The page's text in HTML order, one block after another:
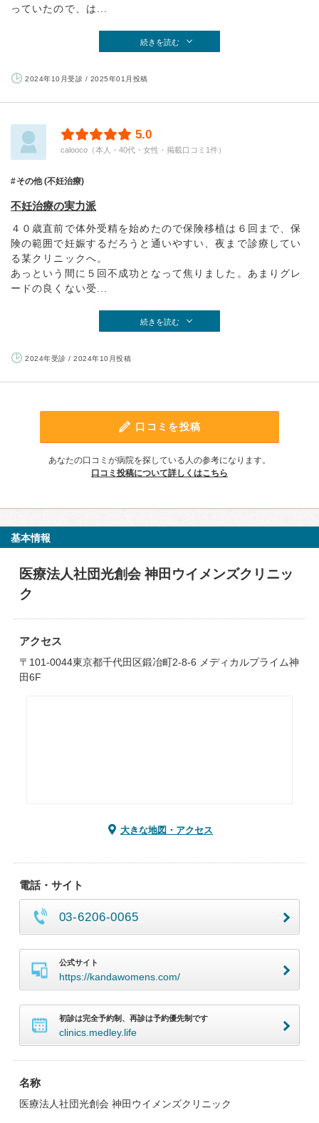
っていたので、は...
続きを読む
2024年10月受診 / 2025年01月投稿
5.0
calooco（本人・40代・女性・掲載口コミ1件）
その他 (不妊治療)
不妊治療の実力派
４０歳直前で体外受精を始めたので保険移植は６回まで、保
険の範囲で妊娠するだろうと通いやすい、夜まで診療してい
る某クリニックへ。
あっという間に５回不成功となって焦りました。あまりグレ
ードの良くない受...
続きを読む
2024年受診 / 2024年10月投稿
口コミを投稿
あなたの口コミが病院を探している人の参考になります。
口コミ投稿について詳しくはこちら
基本情報
医療法人社団光創会 神田ウイメンズクリニッ
ク
アクセス
〒101-0044東京都千代田区鍛冶町2-8-6 メディカルプライム神
田6F
大きな地図・アクセス
電話・サイト
03-6206-0065
公式サイト
https://kandawomens.com/
初診は完全予約制、再診は予約優先制です
clinics.medley.life
名称
医療法人社団光創会 神田ウイメンズクリニック